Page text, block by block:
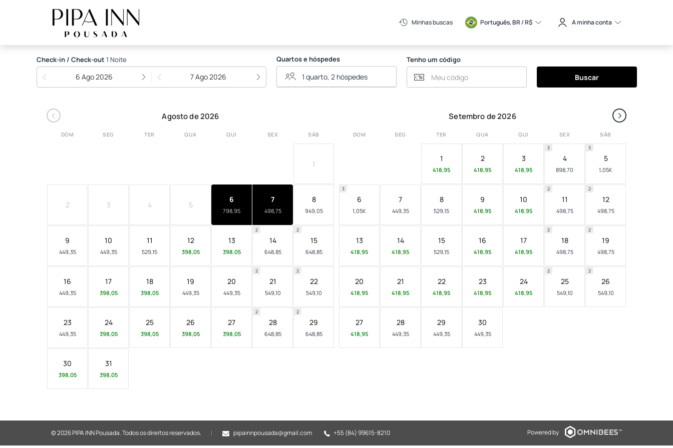
PIPA INN Pousada Minhas buscas Português, BR / R$ A minha conta
Check-in / Check-out 1 Noite
6 Ago 2026 7 Ago 2026
Quartos e hóspedes Tenho um código
Buscar
‹ ›
Agosto de 2026
DOM SEG TER QUA QUI SEX SÁB
1
2 3 4 5
6
798,95
7
498,75
8
949,05
9
449,35
10
449,35
11
529,15
12
398,05
13
398,05
14
648,85
2
15
648,85
2
16
449,35
17
398,05
18
398,05
19
449,35
20
449,35
21
549,10
2
22
549,10
2
23
449,35
24
398,05
25
398,05
26
398,05
27
398,05
28
648,85
2
29
648,85
2
30
398,05
31
398,05
Setembro de 2026
DOM SEG TER QUA QUI SEX SÁB
1
418,95
2
418,95
3
418,95
4
898,70
3
5
1,05K
3
6
1,05K
3
7
449,35
8
529,15
9
418,95
10
418,95
11
498,75
2
12
498,75
2
13
418,95
14
418,95
15
529,15
16
418,95
17
418,95
18
498,75
2
19
498,75
2
20
418,95
21
418,95
22
418,95
23
418,95
24
418,95
25
549,10
2
26
549,10
2
27
418,95
28
449,35
29
449,35
30
449,35
pipainnpousada@gmail.com +55 (84) 99615-8210
© 2026 PIPA INN Pousada.Todos os direitos reservados. Powered by